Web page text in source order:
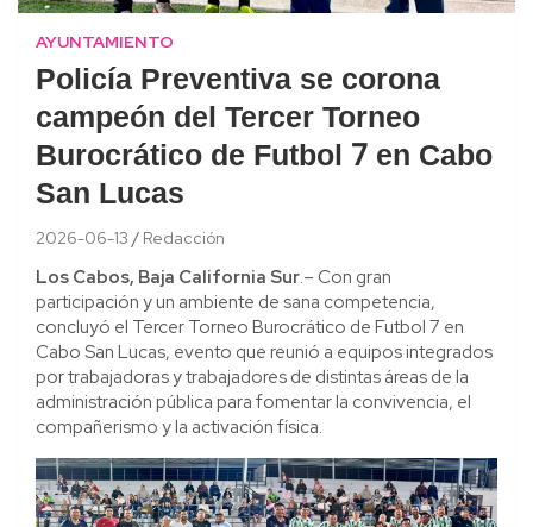
AYUNTAMIENTO
Policía Preventiva se corona
campeón del Tercer Torneo
Burocrático de Futbol 7 en Cabo
San Lucas
2026-06-13 Redacción
Los Cabos, Baja California Sur.– Con gran
participación y un ambiente de sana competencia,
concluyó el Tercer Torneo Burocrático de Futbol 7 en
Cabo San Lucas, evento que reunió a equipos integrados
por trabajadoras y trabajadores de distintas áreas de la
administración pública para fomentar la convivencia, el
compañerismo y la activación física.